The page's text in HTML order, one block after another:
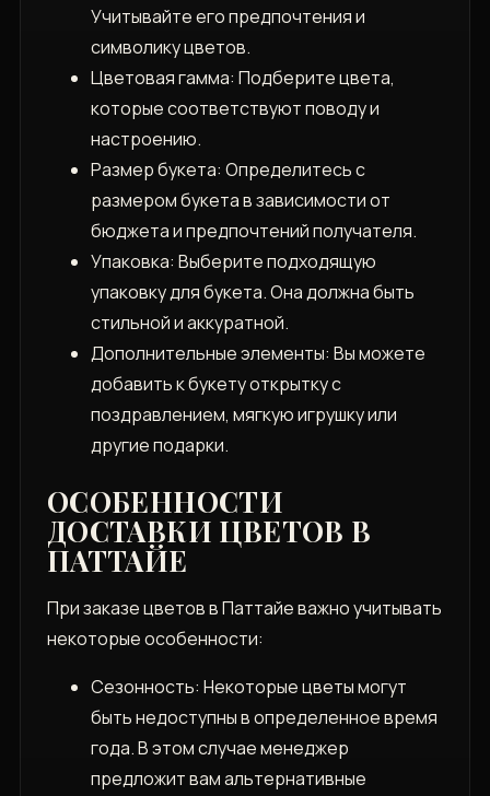
Учитывайте его предпочтения и
символику цветов.
Цветовая гамма: Подберите цвета‚
которые соответствуют поводу и
настроению.
Размер букета: Определитесь с
размером букета в зависимости от
бюджета и предпочтений получателя.
Упаковка: Выберите подходящую
упаковку для букета. Она должна быть
стильной и аккуратной.
Дополнительные элементы: Вы можете
добавить к букету открытку с
поздравлением‚ мягкую игрушку или
другие подарки.
ОСОБЕННОСТИ
ДОСТАВКИ ЦВЕТОВ В
ПАТТАЙЕ
При заказе цветов в Паттайе важно учитывать
некоторые особенности:
Сезонность: Некоторые цветы могут
быть недоступны в определенное время
года. В этом случае менеджер
предложит вам альтернативные